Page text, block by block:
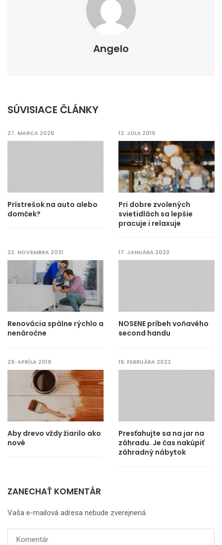
Angelo
SÚVISIACE ČLÁNKY
27. MARCA 2025
Prístrešok na auto alebo
domček?
12. JÚLA 2019
Pri dobre zvolených
svietidlách sa lepšie
pracuje i relaxuje
22. NOVEMBRA 2021
Renovácia spálne rýchlo a
nenáročne
17. JANUÁRA 2022
NOSENE príbeh voňavého
second handu
29. APRÍLA 2019
Aby drevo vždy žiarilo ako
nové
16. FEBRUÁRA 2022
Presťahujte sa na jar na
záhradu. Je čas nakúpiť
záhradný nábytok
ZANECHAŤ KOMENTÁR
Vaša e-mailová adresa nebude zverejnená.